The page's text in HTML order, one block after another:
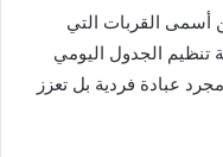
أسمى القربات التي
تنظيم الجدول اليومي
عبادة فردية بل تعزز